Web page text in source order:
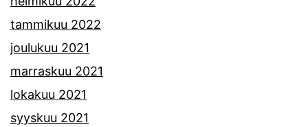
tammikuu 2022
joulukuu 2021
marraskuu 2021
lokakuu 2021
syyskuu 2021